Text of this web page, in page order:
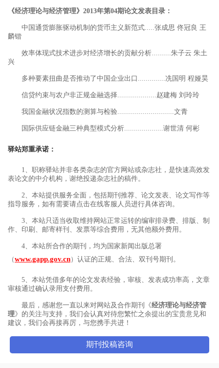
《经济理论与经济管理》2013年第04期论文发表目录：
中国通货膨胀驱动机制的货币主义新范式.....张成思 佟冠良 王
麟锴
效率体现式技术进步对经济增长的贡献分析..........朱子云 朱土
兴
多种要素扭曲是否推动了中国企业出口..............冼国明 程娅昊
信贷约束与农户非正规金融选择....................赵建梅 刘玲玲
我国金融状况指数的测算与检验.............................文青
国际供应链金融三种典型模式分析....................谢世清 何彬
驿站郑重承诺：
1、职称驿站并非各类杂志的官方网站或杂志社，是快速高效发
表论文的中介机构，谢绝投递杂志社的稿件。
2、本站提供服务全面，包括期刊推荐、论文发表、论文写作等
指导服务，如有需要请点击在线客服人员进行具体咨询。
3、本站只适当收取维持网站正常运转的编审排录费、排版、制
作、印刷、邮寄样刊、发票等综合费用，无其他额外费用。
4、本站所合作的期刊，均为国家新闻出版总署
（www.gapp.gov.cn）认证的正规、合法、双刊号期刊。
5、本站凭借多年的论文发表经验，审核、发表成功率高，文章
审核通过确认录用支付费用。
最后，感谢您一直以来对网站及合作期刊《经济理论与经济管
理》的关注与支持，我们会认真对待您繁忙之余提出的宝贵意见和
建议，我们会再接再厉，与您携手共进！
期刊投稿咨询